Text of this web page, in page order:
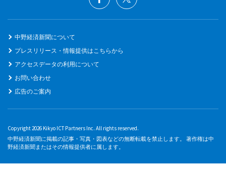
中野経済新聞について
プレスリリース・情報提供はこちらから
アクセスデータの利用について
お問い合わせ
広告のご案内
Copyright 2026 Kikyo ICT Partners Inc. All rights reserved.
中野経済新聞に掲載の記事・写真・図表などの無断転載を禁止します。 著作権は中
野経済新聞またはその情報提供者に属します。